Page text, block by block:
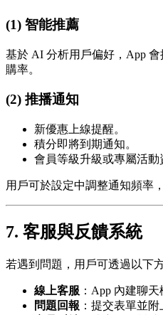
(1) 智能推薦
基於 AI 分析用戶偏好，App
購率。
(2) 推播通知
新優惠上線提醒。
積分即將到期通知。
會員等級升級或專屬活動
用戶可於設定中調整通知頻率
7. 客服與反饋系統
若遇到問題，用戶可透過以下
線上客服 ：App 內建聊
問題回報 ：提交表單並附